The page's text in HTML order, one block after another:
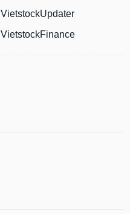
VietstockUpdater
VietstockFinance